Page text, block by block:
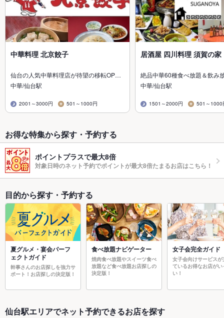
中華料理 北京餃子
仙台の人気中華料理店が待望の移転OP…
中華/仙台駅
2001～3000円 501～1000円
居酒屋 四川料理 須賀の家
絶品中華60種食べ放題＆飲み
中華/仙台駅
1501～2000円 501～1000
お得な特集から探す・予約する
ポイントプラスで最大8倍
対象日時のネット予約でポイントが最大8倍たまるお店はこちら！
目的から探す・予約する
夏グルメ・宴会パーフ
ェクトガイド
幹事さんのお店探しを強力サ
ポート！お店探しの決定版！
食べ放題ナビゲーター
焼肉食べ放題やスイーツ食べ
放題など食べ放題お店探しの
決定版！
女子会完全ガイド
女子会向けサービスが
ているお得なお店がい
い！
仙台駅エリアでネット予約できるお店を探す